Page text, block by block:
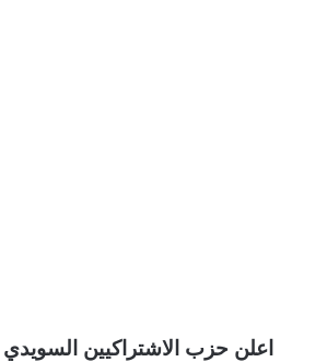
اعلن حزب الاشتراكيين